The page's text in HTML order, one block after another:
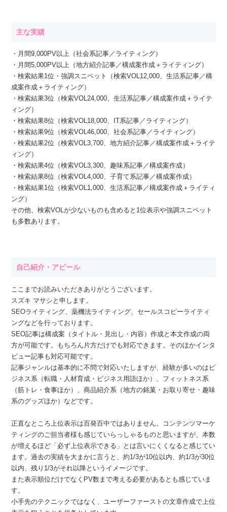
主な実績
・月間9,000PV以上（社会系記事／ライティング）
・月間5,000PV以上（地方紹介記事／構成案作成＋ライティング）
・検索結果1位・強調スニペット（検索VOL12,000、生活系記事／構
成案作成＋ライティング）
・検索結果3位（検索VOL24,000、生活系記事／構成案作成＋ライテ
ィング）
・検索結果8位（検索VOL18,000、IT系記事／ライティング）
・検索結果9位（検索VOL46,000、社会系記事／ライティング）
・検索結果2位（検索VOL3,700、地方紹介記事／構成案作成＋ライテ
ィング）
・検索結果4位（検索VOL3,300、趣味系記事／構成案作成）
・検索結果8位（検索VOL4,000、子育て系記事／構成案作成）
・検索結果1位（検索VOL1,000、生活系記事／構成案作成＋ライティ
ング）
その他、検索VOLが少ないものも含めると1位表示や強調スニペット
も多数あります。
自己紹介・アピール
ここまでお読みいただきありがとうございます。
スズキ マサシと申します。
SEOライティング、薬機法ライティング、セールスコピーライティ
ングなどを行っております。
SEO記事は構成案（タイトル・見出し・内容）作成と本文作成の両
方が可能です。もちろん片方だけでも対応できます。そのほかインタ
ビュー記事も対応可能です。
記事ジャンルは基本的に不問で対応いたしますが、経験が多いのはビ
ジネス系（転職・人材育成・ビジネス用語ほか）、フィットネス系
（筋トレ・食事ほか）、商品紹介系（地方の銘菓・お取り寄せ・趣味
系のグッズほか）などです。
正直なところ上位表示は百発百中ではありません。コンテンツマーケ
ティングのご担当者様も感じていらっしゃるものと思いますが、本数
が増えるほど「必ず上位表示できる」とは言いにくくなると感じてい
ます。過去の実績を大まかに言うと、約1/3が10位以内、約1/3が30位
以内、残り1/3がそれ以降というイメージです。
また表示順位だけでなくPV数まで考える必要があるとも感じていま
す。
小手先のテクニックではなく、ユーザーファーストの文章作成で上位